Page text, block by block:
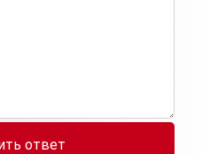
ответ